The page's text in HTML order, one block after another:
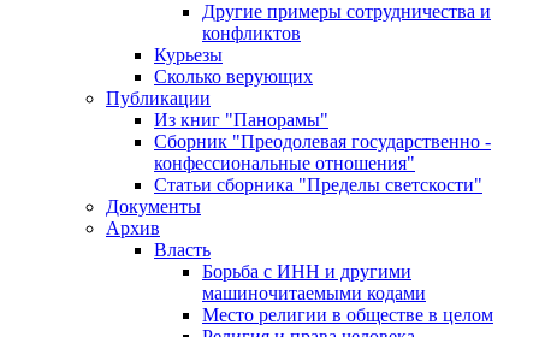
Другие примеры сотрудничества и
конфликтов
Курьезы
Сколько верующих
Публикации
Из книг "Панорамы"
Сборник "Преодолевая государственно -
конфессиональные отношения"
Статьи сборника "Пределы светскости"
Документы
Архив
Власть
Борьба с ИНН и другими
машиночитаемыми кодами
Место религии в обществе в целом